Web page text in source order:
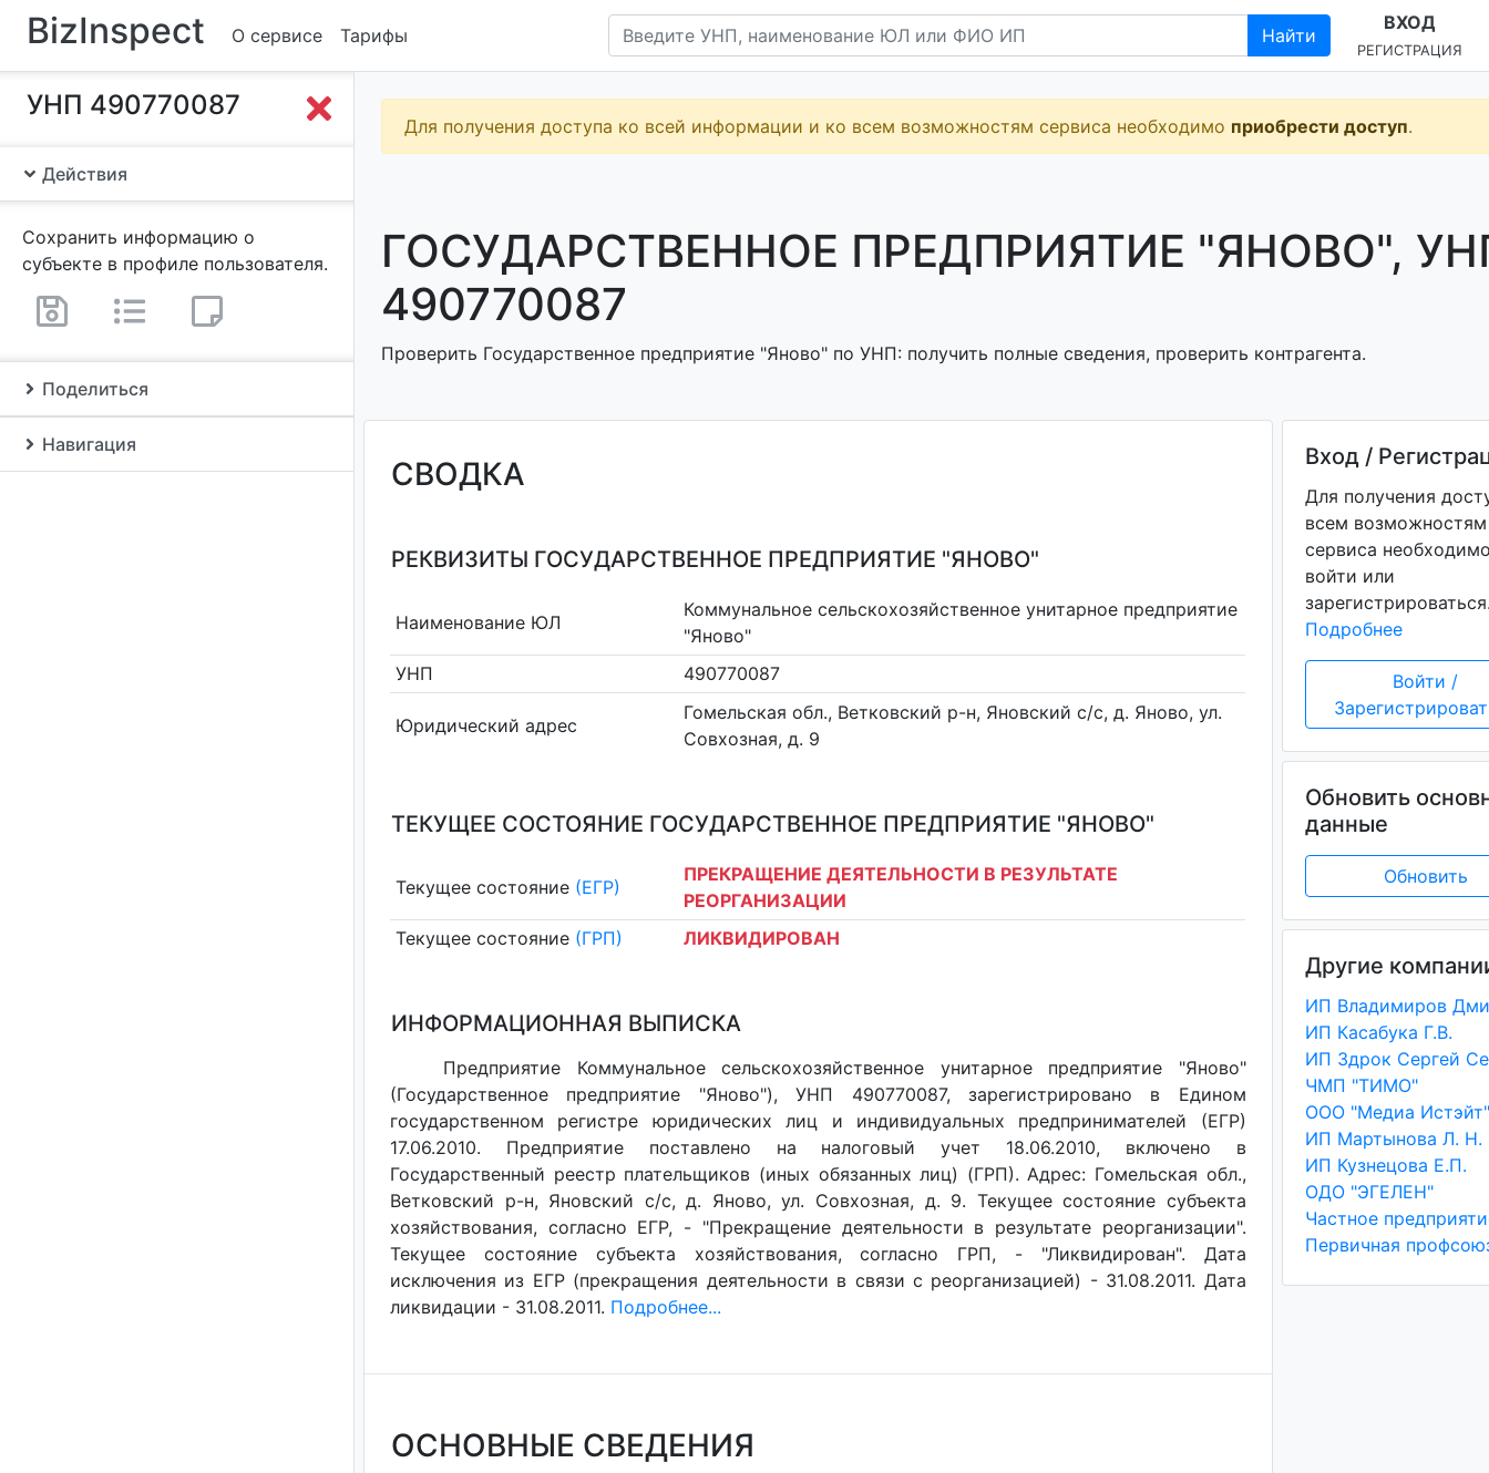
BizInspect О сервисе Тарифы Найти
ВХОД
РЕГИСТРАЦИЯ
УНП 490770087
Действия
Сохранить информацию о
субъекте в профиле пользователя.
Поделиться
Навигация
Для получения доступа ко всей информации и ко всем возможностям сервиса необходимо приобрести доступ.
ГОСУДАРСТВЕННОЕ ПРЕДПРИЯТИЕ "ЯНОВО",
490770087
Проверить Государственное предприятие "Яново" по УНП: получить полные сведения, проверить контрагента.
СВОДКА
РЕКВИЗИТЫ ГОСУДАРСТВЕННОЕ ПРЕДПРИЯТИЕ "ЯНОВО"
Наименование ЮЛ
Коммунальное сельскохозяйственное унитарное предприятие
"Яново"
УНП
490770087
Юридический адрес
Гомельская обл., Ветковский р-н, Яновский с/с, д. Яново, ул.
Совхозная, д. 9
ТЕКУЩЕЕ СОСТОЯНИЕ ГОСУДАРСТВЕННОЕ ПРЕДПРИЯТИЕ "ЯНОВО"
Текущее состояние (ЕГР)
ПРЕКРАЩЕНИЕ ДЕЯТЕЛЬНОСТИ В РЕЗУЛЬТАТЕ
РЕОРГАНИЗАЦИИ
Текущее состояние (ГРП) ЛИКВИДИРОВАН
ИНФОРМАЦИОННАЯ ВЫПИСКА
Предприятие Коммунальное сельскохозяйственное унитарное предприятие "Яново"
(Государственное предприятие "Яново"), УНП 490770087, зарегистрировано в Едином
государственном регистре юридических лиц и индивидуальных предпринимателей (ЕГР)
17.06.2010. Предприятие поставлено на налоговый учет 18.06.2010, включено в
Государственный реестр плательщиков (иных обязанных лиц) (ГРП). Адрес: Гомельская обл.,
Ветковский р-н, Яновский с/с, д. Яново, ул. Совхозная, д. 9. Текущее состояние субъекта
хозяйствования, согласно ЕГР, - "Прекращение деятельности в результате реорганизации".
Текущее состояние субъекта хозяйствования, согласно ГРП, - "Ликвидирован". Дата
исключения из ЕГР (прекращения деятельности в связи с реорганизацией) - 31.08.2011. Дата
ликвидации - 31.08.2011. Подробнее...
ОСНОВНЫЕ СВЕДЕНИЯ
Вход /
Для получения
всем возможностям
сервиса
войти или
Подробнее
Войти /
Обновить
данные
Обновить
Другие
ИП Касабука Г.В.
ЧМП "ТИМО"
ООО "Медиа Истэйт"
ИП Мартынова Л. Н.
ИП Кузнецова Е.П.
ОДО "ЭГЕЛЕН"